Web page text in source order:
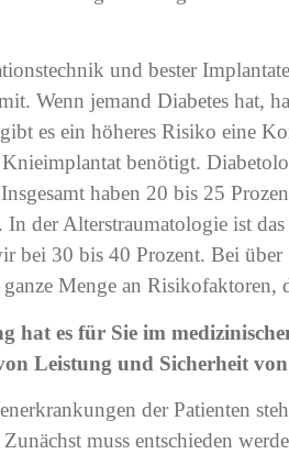
und bester
Wenn jemand Diabetes hat,
es ein höheres Risiko eine
Knieimplantat benötigt.
haben 20 bis 25
In der Alterstraumatologie ist
bei 30 bis 40 Prozent. Bei
Menge an Risikofaktoren,
hat es für Sie im
Leistung und Sicherheit
der Patienten
muss entschieden